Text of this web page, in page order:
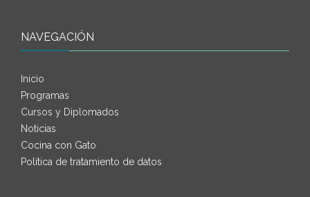
NAVEGACIÓN
Inicio
Programas
Cursos y Diplomados
Noticias
Cocina con Gato
Política de tratamiento de datos